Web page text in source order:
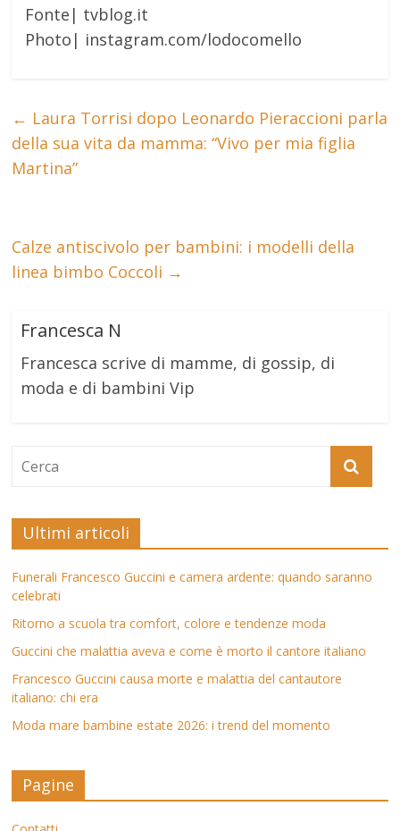
Fonte| tvblog.it
Photo| instagram.com/lodocomello
← Laura Torrisi dopo Leonardo Pieraccioni parla
della sua vita da mamma: “Vivo per mia figlia
Martina”
Calze antiscivolo per bambini: i modelli della
linea bimbo Coccoli →
Francesca N
Francesca scrive di mamme, di gossip, di
moda e di bambini Vip
Ultimi articoli
Funerali Francesco Guccini e camera ardente: quando saranno
celebrati
Ritorno a scuola tra comfort, colore e tendenze moda
Guccini che malattia aveva e come è morto il cantore italiano
Francesco Guccini causa morte e malattia del cantautore
italiano: chi era
Moda mare bambine estate 2026: i trend del momento
Pagine